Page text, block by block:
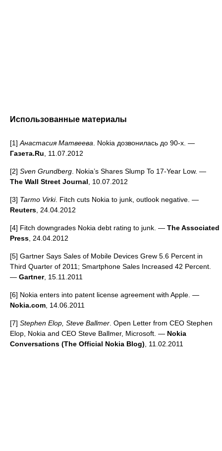
Использованные материалы
[1] Анастасия Матвеева . Nokia дозвонилась до 90-х. —
Газета.Ru , 11.07.2012
[2] Sven Grundberg . Nokia’s Shares Slump To 17-Year Low. —
The Wall Street Journal , 10.07.2012
[3] Tarmo Virki. Fitch cuts Nokia to junk, outlook negative. —
Reuters , 24.04.2012
[4] Fitch downgrades Nokia debt rating to junk. — The Associated
Press , 24.04.2012
[5] Gartner Says Sales of Mobile Devices Grew 5.6 Percent in
Third Quarter of 2011; Smartphone Sales Increased 42 Percent.
— Gartner, 15.11.2011
[6] Nokia enters into patent license agreement with Apple. —
Nokia.com , 14.06.2011
[7] Stephen Elop, Steve Ballmer . Open Letter from CEO Stephen
Elop, Nokia and CEO Steve Ballmer, Microsoft. — Nokia
Conversations (The Official Nokia Blog) , 11.02.2011